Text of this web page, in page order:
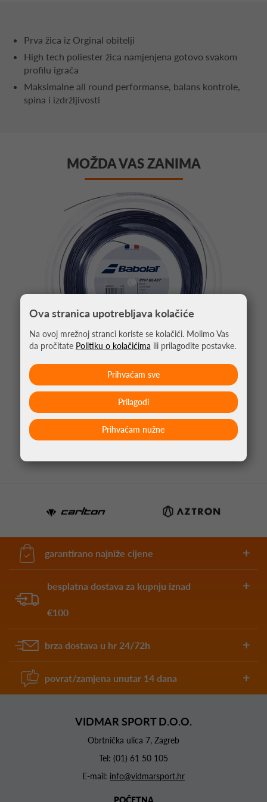
Prva žica iz Orginal obitelji
High tech poliester žica namjenjena gotovo svakom
profilu igrača
Maksimalne all round performanse, balans kontrole,
spina i izdržljivosti
MOŽDA VAS ZANIMA
ŽICA ZA TENIS BABOLAT RPM BLAST 1.25 200M
219,95 €
garantirano najniže cijene
besplatna dostava za kupnju iznad
€100
brza dostava u hr 24/72h
povrat/zamjena unutar 14 dana
VIDMAR SPORT D.O.O.
Obrtnička ulica 7, Zagreb
Tel: (01) 61 50 105
E-mail: info@vidmarsport.hr
POČETNA
Ova stranica upotrebljava kolačiće
Na ovoj mrežnoj stranci koriste se kolačići. Molimo Vas
da pročitate Politiku o kolačićima ili prilagodite postavke.
Prihvaćam nužne
Prilagodi
Prihvaćam sve